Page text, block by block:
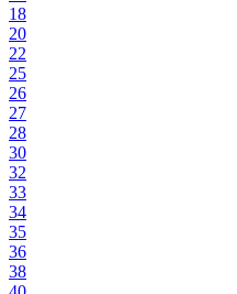
18
20
22
25
26
27
28
30
32
33
34
35
36
38